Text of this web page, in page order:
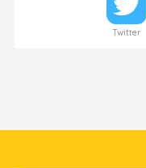
Twitter